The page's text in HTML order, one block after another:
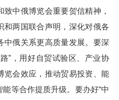
中俄博览会重要贺信精神，
和两国联合声明，深化对俄各
中俄关系更高质量发展。要深
”，用好自贸试验区、产业协
览会效应，推动贸易投资、能
等合作提质升级。要办好“中